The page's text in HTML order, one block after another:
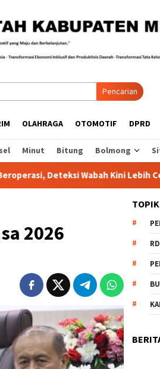
Pencarian
OLAHRAGA OTOMOTIF DPRD
Minut Bitung Bolmong
Lebih Cepat Lapas
2026